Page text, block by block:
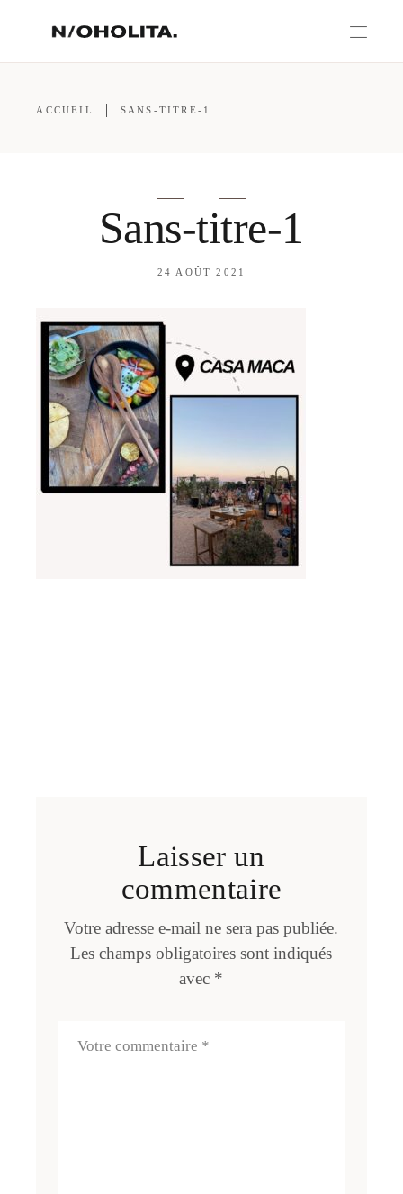
ACCUEIL SANS-TITRE-1
Sans-titre-1
24 AOÛT 2021
Laisser un
commentaire
Votre adresse e-mail ne sera pas publiée.
Les champs obligatoires sont indiqués
avec *